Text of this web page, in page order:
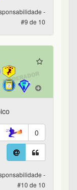
-
#9 de 10
0
-
#10 de 10